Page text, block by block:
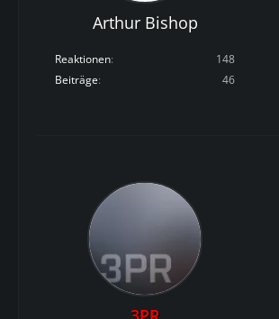
Arthur Bishop
Reaktionen
148
Beiträge
46